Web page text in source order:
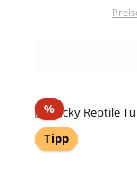
%Rabatt
Tipp